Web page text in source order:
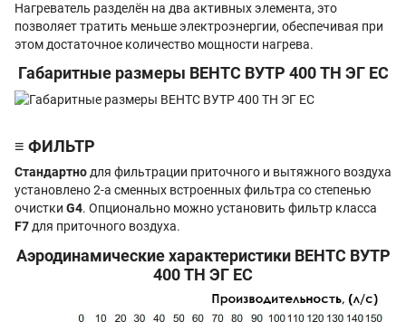
Нагреватель разделён на два активных элемента, это
позволяет тратить меньше электроэнергии, обеспечивая при
этом достаточное количество мощности нагрева.
Габаритные размеры ВЕНТС ВУТР 400 ТН ЭГ EC
≡ ФИЛЬТР
Стандартнодля фильтрации приточного и вытяжного воздуха
установлено 2-а сменных встроенных фильтра со степенью
очистки G4. Опционально можно установить фильтр класса
F7для приточного воздуха.
Аэродинамические характеристики ВЕНТС ВУТР
400 ТН ЭГ EC